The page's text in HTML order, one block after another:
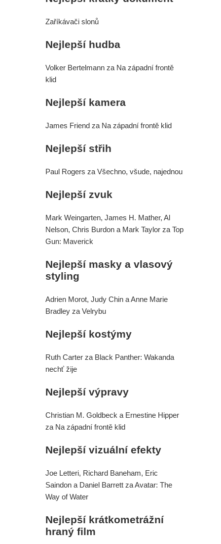
mohl být Dave Bautista.
Přeobsazovat se ale bude i další
důležitá postava
Marvel prý chce omezovat
soustředit na filmy
Wonder Man: Tvůrce prozradil, pro
Marvel zrušil oceňovaný seriál
Budoucnost Scorpiona zní hodně
zajímavě
Zaříkávači slonů
Nejlepší hudba
Volker Bertelmann za Na západní frontě
klid
Nejlepší kamera
James Friend za Na západní frontě klid
Nejlepší střih
Paul Rogers za Všechno, všude, najednou
Nejlepší zvuk
Mark Weingarten, James H. Mather, Al
Nelson, Chris Burdon a Mark Taylor za Top
Gun: Maverick
Nejlepší masky a vlasový
styling
Adrien Morot, Judy Chin a Anne Marie
Bradley za Velrybu
Nejlepší kostýmy
Ruth Carter za Black Panther: Wakanda
nechť žije
Nejlepší výpravy
Christian M. Goldbeck a Ernestine Hipper
za Na západní frontě klid
Nejlepší vizuální efekty
Joe Letteri, Richard Baneham, Eric
Saindon a Daniel Barrett za Avatar: The
Way of Water
Nejlepší krátkometrážní
hraný film